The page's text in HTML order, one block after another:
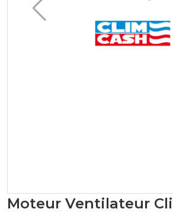
Moteur Ventilateur